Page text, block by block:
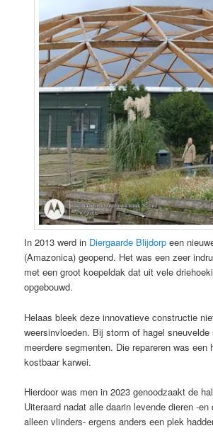
In 2013 werd in Diergaarde Blijdorp een
(Amazonica) geopend. Het was een zeer
met een groot koepeldak dat uit vele
opgebouwd.
Helaas bleek deze innovatieve constructie
weersinvloeden. Bij storm of hagel
meerdere segmenten. Die repareren was een
kostbaar karwei.
Hierdoor was men in 2023 genoodzaakt de
Uiteraard nadat alle daarin levende dieren -en
alleen vlinders- ergens anders een plek